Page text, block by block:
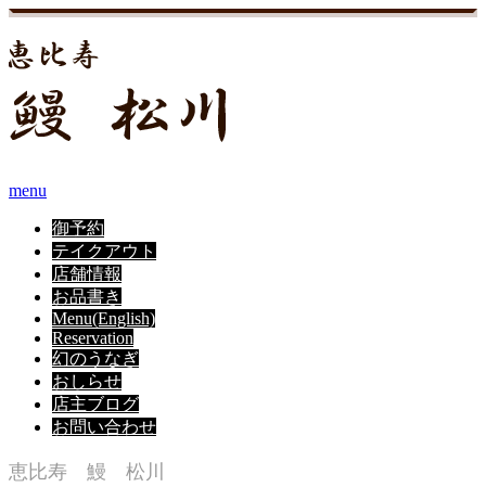
menu
御予約
テイクアウト
店舗情報
お品書き
Menu(English)
Reservation
幻のうなぎ
おしらせ
店主ブログ
お問い合わせ
恵比寿 鰻 松川